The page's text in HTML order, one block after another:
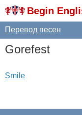
Begin
Перевод песен
Gorefest
Smile